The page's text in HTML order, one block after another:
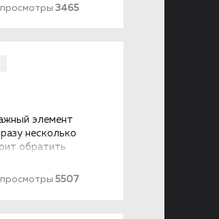
просмотры 3465
элемент
несколько
обратить
просмотры 5507